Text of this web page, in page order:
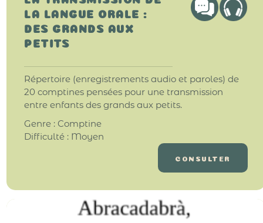
LA LANGUE ORALE :
DES GRANDS AUX
PETITS
Répertoire (enregistrements audio et paroles) de
20 comptines pensées pour une transmission
entre enfants des grands aux petits.
Genre : Comptine
Difficulté : Moyen
CONSULTER